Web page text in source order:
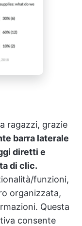
ragazzi, grazie
barra laterale
diretti e
di clic.
funzioni,
organizzata,
Questa
consente